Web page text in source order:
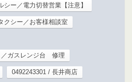
ー／電力切替営業【注意】
クシー／お客様相談室
／ガスレンジ台 修理
0492243301 / 長井商店